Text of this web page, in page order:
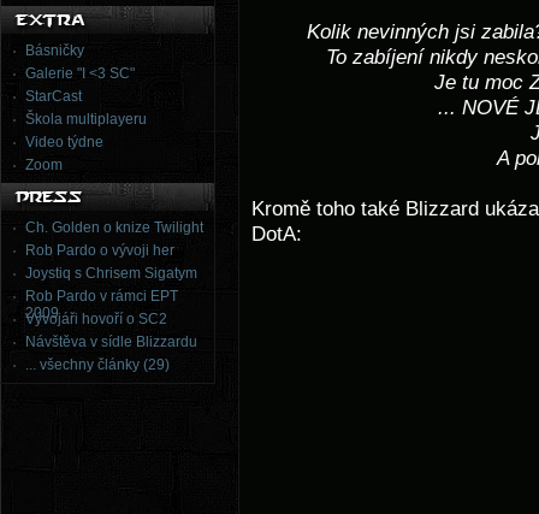
Básničky
Galerie "I <3 SC"
StarCast
Škola multiplayeru
Video týdne
Zoom
Ch. Golden o knize Twilight
Rob Pardo o vývoji her
Joystiq s Chrisem Sigatym
Rob Pardo v rámci EPT
2009
Vývojáři hovoří o SC2
Návštěva v sídle Blizzardu
... všechny články (29)
Kolik nevinných jsi
To zabíjení nikdy
Je tu moc
... NOVÉ
A
Kromě toho také Blizzard
DotA: